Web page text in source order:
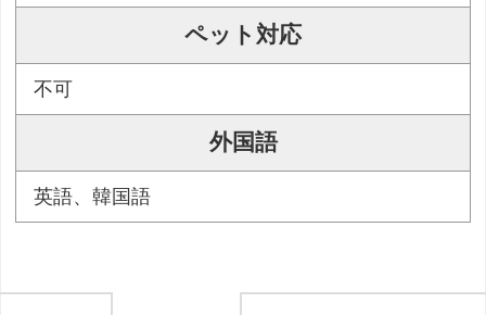
ペット対応
不可
外国語
英語、韓国語